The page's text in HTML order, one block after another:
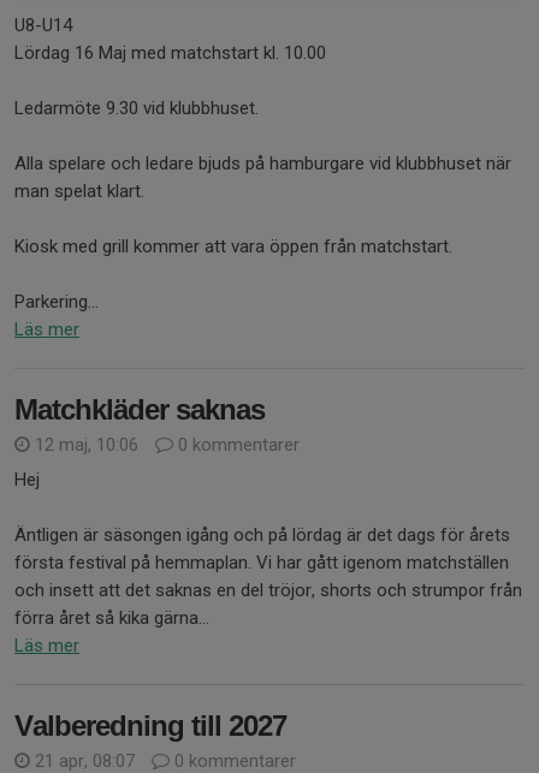
U8-U14
Lördag 16 Maj med matchstart kl. 10.00
Ledarmöte 9.30 vid klubbhuset.
Alla spelare och ledare bjuds på hamburgare vid klubbhuset när
man spelat klart.
Kiosk med grill kommer att vara öppen från matchstart.
Parkering...
Läs mer
Matchkläder saknas
12 maj, 10:06
0 kommentarer
Hej
Äntligen är säsongen igång och på lördag är det dags för årets
första festival på hemmaplan. Vi har gått igenom matchställen
och insett att det saknas en del tröjor, shorts och strumpor från
förra året så kika gärna...
Läs mer
Valberedning till 2027
21 apr, 08:07 0 kommentarer